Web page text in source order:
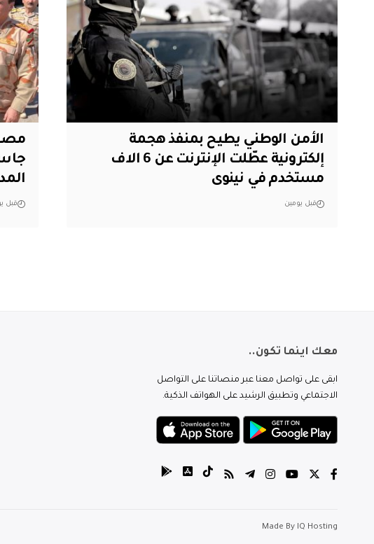
الأمن الوطني يطيح بمنفذ هجمة
إلكترونية عطّلت الإنترنت عن 6 الاف
مستخدم في نينوى
قبل يومين قبل
معك اينما تكون..
ابقى على تواصل معنا عبر منصاتنا على التواصل
الاجتماعي وتطبيق الرشيد على الهواتف الذكية.
Made By IQ Hosting